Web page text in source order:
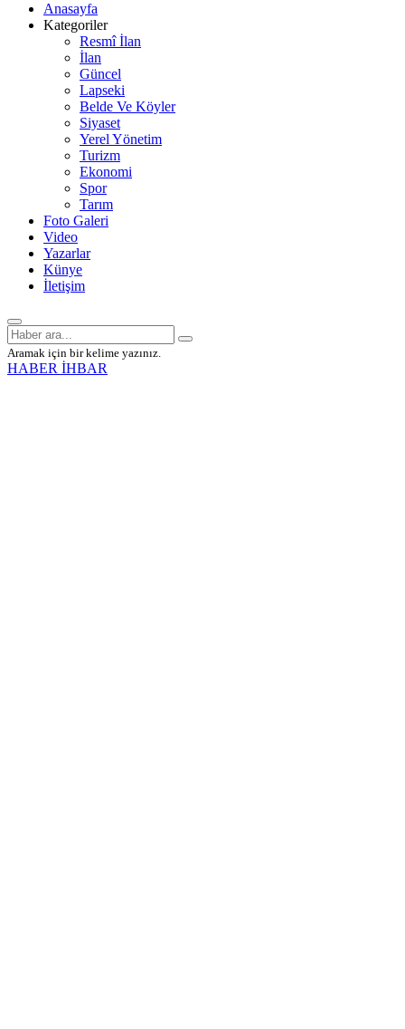
Anasayfa
Kategoriler
Resmî İlan
İlan
Güncel
Lapseki
Belde Ve Köyler
Siyaset
Yerel Yönetim
Turizm
Ekonomi
Spor
Tarım
Foto Galeri
Video
Yazarlar
Künye
İletişim
Aramak için bir kelime yazınız.
HABER İHBAR